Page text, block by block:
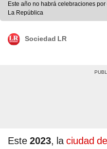
Este año no habrá celebraciones
La República
Sociedad LR
Este 2023, laciudad